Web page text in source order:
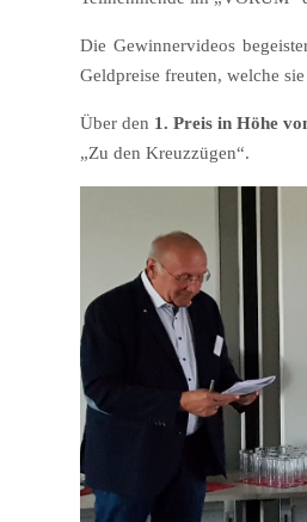
Die Gewinnervideos
Geldpreise freuten, welche
Über den 1. Preis in Höhe
„Zu den Kreuzzügen“.